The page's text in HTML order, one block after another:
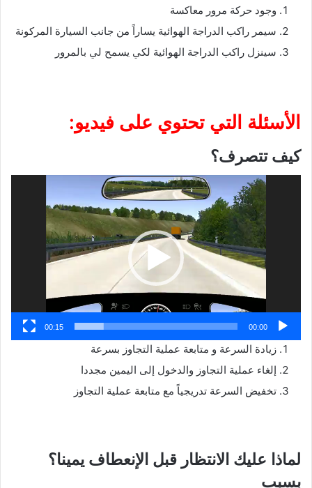
وجود حركة مرور معاكسة
سيمر راكب الدراجة الهوائية يساراً من جانب السيارة المركونة
سينزل راكب الدراجة الهوائية لكي يسمح لي بالمرور
الأسئلة التي تحتوي على فيديو:
كيف تتصرف؟
00:00
00:15
زيادة السرعة و متابعة عملية التجاوز بسرعة
إلغاء عملية التجاوز والدخول إلى اليمين مجددا
تخفيض السرعة تدريجياً مع متابعة عملية التجاوز
لماذا عليك الانتظار قبل الإنعطاف يمينا؟
بسبب